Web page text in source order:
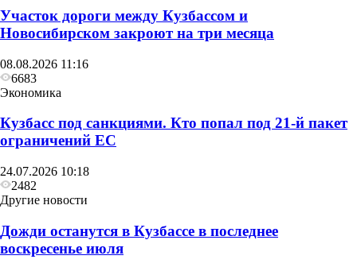
Объявления
Участок дороги между Кузбассом и
Новосибирском закроют на три месяца
08.08.2026 11:16
6683
Экономика
Кузбасс под санкциями. Кто попал под 21‑й пакет
ограничений ЕС
24.07.2026 10:18
2482
Другие новости
Дожди останутся в Кузбассе в последнее
воскресенье июля